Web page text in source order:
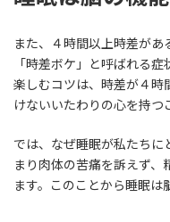
また、４時間以上時差があ
「時差ボケ」と呼ばれる
楽しむコツは、時差が４時
けないいたわりの心を持つ
では、なぜ睡眠が私たちに
まり肉体の苦痛を訴えず、
ます。このことから睡眠は